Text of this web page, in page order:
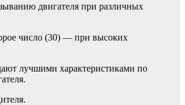
двигателя при различных
число (30) — при высоких
лучшими характеристиками по